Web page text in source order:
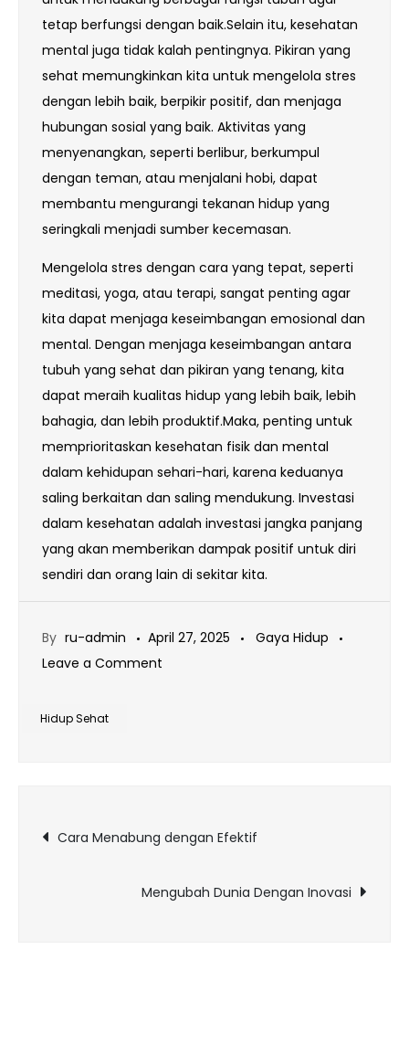
tetap berfungsi dengan baik.Selain itu, kesehatan
mental juga tidak kalah pentingnya. Pikiran yang
sehat memungkinkan kita untuk mengelola stres
dengan lebih baik, berpikir positif, dan menjaga
hubungan sosial yang baik. Aktivitas yang
menyenangkan, seperti berlibur, berkumpul
dengan teman, atau menjalani hobi, dapat
membantu mengurangi tekanan hidup yang
seringkali menjadi sumber kecemasan.
Mengelola stres dengan cara yang tepat, seperti
meditasi, yoga, atau terapi, sangat penting agar
kita dapat menjaga keseimbangan emosional dan
mental. Dengan menjaga keseimbangan antara
tubuh yang sehat dan pikiran yang tenang, kita
dapat meraih kualitas hidup yang lebih baik, lebih
bahagia, dan lebih produktif.Maka, penting untuk
memprioritaskan kesehatan fisik dan mental
dalam kehidupan sehari-hari, karena keduanya
saling berkaitan dan saling mendukung. Investasi
dalam kesehatan adalah investasi jangka panjang
yang akan memberikan dampak positif untuk diri
sendiri dan orang lain di sekitar kita.
By ru-admin April 27, 2025
Gaya Hidup
Leave a Comment
Hidup Sehat
Navigasi
Cara Menabung dengan Efektif
Mengubah Dunia Dengan Inovasi